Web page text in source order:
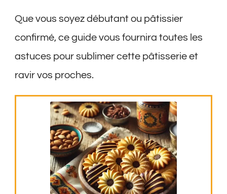
Que vous soyez débutant ou pâtissier
confirmé, ce guide vous fournira toutes les
astuces pour sublimer cette pâtisserie et
ravir vos proches.